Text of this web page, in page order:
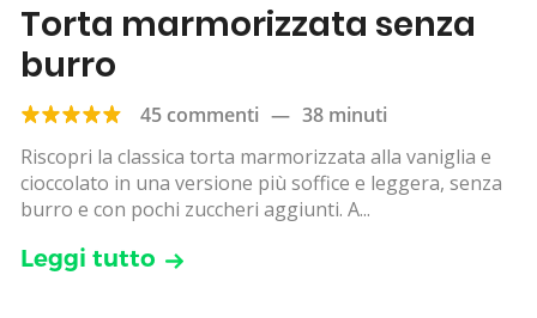
Torta marmorizzata senza
burro
45 commenti — 38 minuti
Riscopri la classica torta marmorizzata alla vaniglia e
cioccolato in una versione più soffice e leggera, senza
burro e con pochi zuccheri aggiunti. A...
Leggi tutto